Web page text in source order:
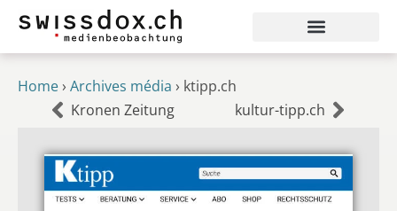
Home› Archives média › ktipp.ch
Kronen Zeitung
kultur-tipp.ch